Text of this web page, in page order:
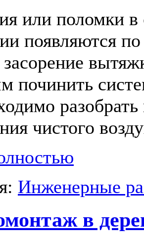
или поломки в
появляются
засорение
починить
чистого
Инженерные
в